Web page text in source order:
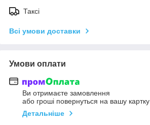
Таксі
Всі умови доставки
Умови оплати
Ви отримаєте замовлення
або гроші повернуться на вашу картку
Детальніше